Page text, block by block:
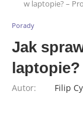
w laptopie? –
Porady
Jak
Autor: Filip